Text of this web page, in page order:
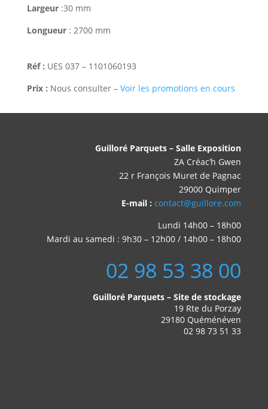
Largeur:30 mm
Longueur: 2700 mm
Réf : UES 037 – 1101060193
Prix : Nous consulter – Voir les promotions en cours
Guilloré Parquets – Salle Exposition
ZA Créac’h Gwen
22 r François Muret de Pagnac
29000 Quimper
E-mail :contact@guillore.com
Lundi 14h00 – 18h00
Mardi au samedi : 9h30 – 12h00 / 14h00 – 18h00
02 98 53 38 00
Guilloré Parquets – Site de stockage
19 Rte du Porzay
29180 Quéménéven
02 98 73 51 33